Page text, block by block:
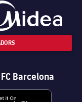
Barcelona